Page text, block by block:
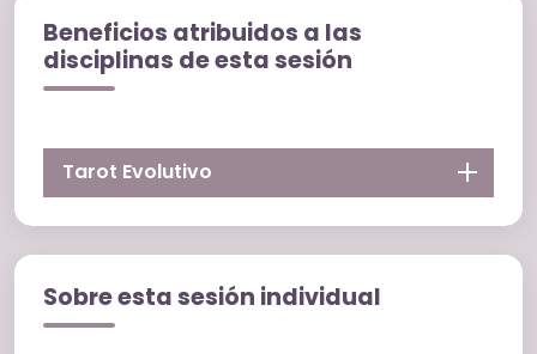
Beneficios atribuidos a las
disciplinas de esta sesión
Tarot Evolutivo
Sobre esta sesión individual